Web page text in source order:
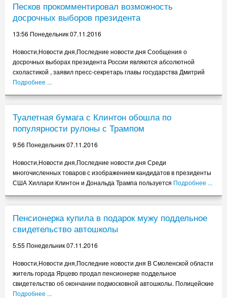
Сергей Шойгу поздравил разведчиков с их профессиональным
13.55 Суббота 05.11.2016
СМИ узнали о боевиках ИГИЛ в рядах немецких вооруженных сил
9.56 Суббота 05.11.2016
«Русский марш» в Москве прошел под антипутинскими лозунгами
В ООН не смогли дать заключение о правомерности арестов по
одесскому делу
1.56 Суббота 05.11.2016
ООН: ДАИШ отправляет в Мосул грузовики с мирными жителями
На Поклонскую подали заявление в Генпрокуратуру
17.55 Пятница 04.11.2016
СМИ: Россию заподозрили в фальсификации документов против
Клинтон
13.56 Пятница 04.11.2016
Шествие к Дню народного единства в Москве собрало 80 тыс. человек
9.56 Пятница 04.11.2016
трансгендерами
Россия отмечает День народного единства
Песков прокомментировал возможность
досрочных выборов президента
13:56 Понедельник 07.11.2016
Новости,Новости дня,Последние новости дня Сообщения о
досрочных выборах президента России являются абсолютной
схоластикой , заявил пресс-секретарь главы государства Дмитрий
Подробнее ...
Туалетная бумага с Клинтон обошла по
популярности рулоны с Трампом
9:56 Понедельник 07.11.2016
Новости,Новости дня,Последние новости дня Среди
многочисленных товаров с изображением кандидатов в президенты
США Хиллари Клинтон и Дональда Трампа пользуется Подробнее ...
Пенсионерка купила в подарок мужу поддельное
свидетельство автошколы
5:55 Понедельник 07.11.2016
Новости,Новости дня,Последние новости дня В Смоленской области
житель города Ярцево продал пенсионерке поддельное
свидетельство об окончании подмосковной автошколы. Полицейские
Подробнее ...